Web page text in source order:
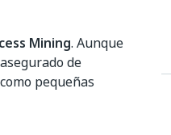
Mining. Aunque
de
pequeñas